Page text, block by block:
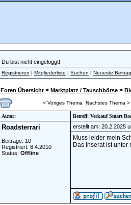
Du bist nicht eingeloggt!
Registrieren | Mitgliederliste | Suchen | Neueste
Foren Übersicht > Marktplatz / Tauschbörse >
< Voriges Thema Nächstes Thema >
Autor: Betreff: Verkauf Smart
Roadsterrari
Beiträge: 10
Registriert: 8.4.2010
Status: Offline
erstellt am: 20.2.2025
Muss leider mein
Das Inserat ist